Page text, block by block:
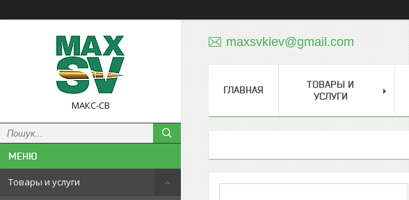
МАКС-СВ
Товары и услуги
maxsvkiev@gmail.com
ГЛАВНАЯ
ТОВАРЫ И
УСЛУГИ